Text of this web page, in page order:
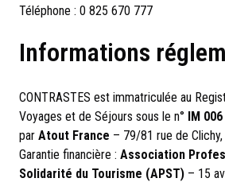
Téléphone : 0 825 670 777
Informations
CONTRASTES est immatriculée au
Voyages et de Séjours sous le n° IM
par Atout France – 79/81 rue de
Garantie financière : Association
Solidarité du Tourisme (APST) – 15